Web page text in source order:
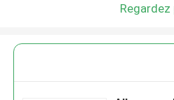
Regardez